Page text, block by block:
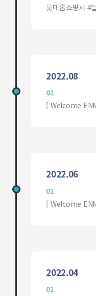
롯데홈쇼핑서 4
2022.08
01
[ Welcome
2022.06
01
[ Welcome
2022.04
01